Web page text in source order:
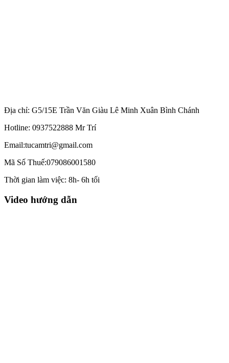
Địa chỉ: G5/15E Trần Văn Giàu Lê Minh Xuân Bình Chánh
Hotline: 0937522888 Mr Trí
Email:tucamtri@gmail.com
Mã Số Thuế:079086001580
Thời gian làm việc: 8h- 6h tối
Video hướng dẫn